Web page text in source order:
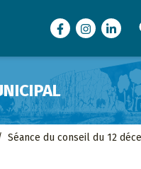
FacebookInstagram
Séance du conseil du 12